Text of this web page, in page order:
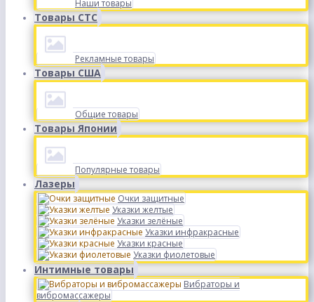
Наши товары
Товары СТС
Рекламные товары
Товары США
Общие товары
Товары Японии
Популярные товары
Лазеры
Очки защитные
Указки желтые
Указки зелёные
Указки инфракрасные
Указки красные
Указки фиолетовые
Интимные товары
Вибраторы и
вибромассажеры